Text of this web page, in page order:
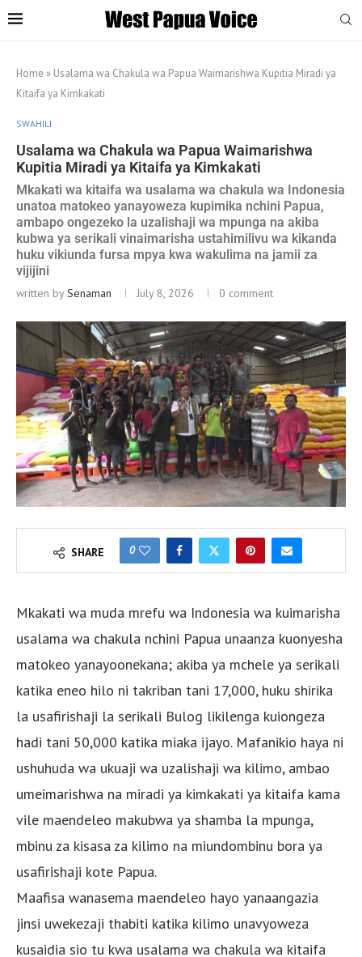
Home » Usalama wa Chakula wa Papua Waimarishwa Kupitia Miradi ya
Kitaifa ya Kimkakati
SWAHILI
Usalama wa Chakula wa Papua Waimarishwa
Kupitia Miradi ya Kitaifa ya Kimkakati
Mkakati wa kitaifa wa usalama wa chakula wa Indonesia
unatoa matokeo yanayoweza kupimika nchini Papua,
ambapo ongezeko la uzalishaji wa mpunga na akiba
kubwa ya serikali vinaimarisha ustahimilivu wa kikanda
huku vikiunda fursa mpya kwa wakulima na jamii za
vijijini
written bySenaman July 8, 2026 0 comment
SHARE 0
Mkakati wa muda mrefu wa Indonesia wa kuimarisha
usalama wa chakula nchini Papua unaanza kuonyesha
matokeo yanayoonekana; akiba ya mchele ya serikali
katika eneo hilo ni takriban tani 17,000, huku shirika
la usafirishaji la serikali Bulog likilenga kuiongeza
hadi tani 50,000 katika miaka ijayo. Mafanikio haya ni
ushuhuda wa ukuaji wa uzalishaji wa kilimo, ambao
umeimarishwa na miradi ya kimkakati ya kitaifa kama
vile maendeleo makubwa ya shamba la mpunga,
mbinu za kisasa za kilimo na miundombinu bora ya
usafirishaji kote Papua.
Maafisa wanasema maendeleo hayo yanaangazia
jinsi uwekezaji thabiti katika kilimo unavyoweza
kusaidia sio tu kwa usalama wa chakula wa kitaifa